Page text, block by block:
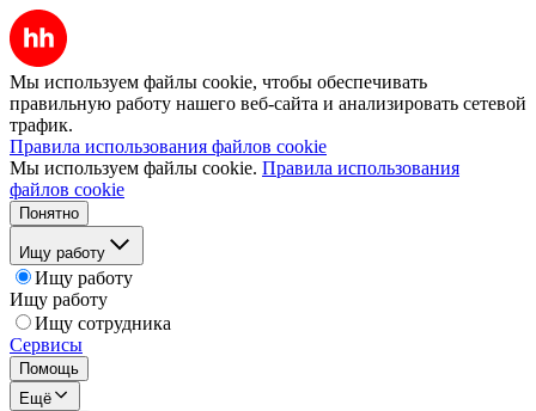
Мы используем файлы cookie, чтобы обеспечивать
правильную работу нашего веб-сайта и анализировать сетевой
трафик.
Правила использования файлов cookie
Мы используем файлы cookie. Правила использования
файлов cookie
Понятно
Ищу работу
Ищу работу
Ищу работу
Ищу сотрудника
Сервисы
Помощь
Ещё